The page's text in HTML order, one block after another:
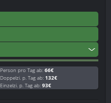
Person pro Tag ab: 66€
Doppelzi. p. Tag ab: 132€
Einzelzi. p. Tag ab: 93€